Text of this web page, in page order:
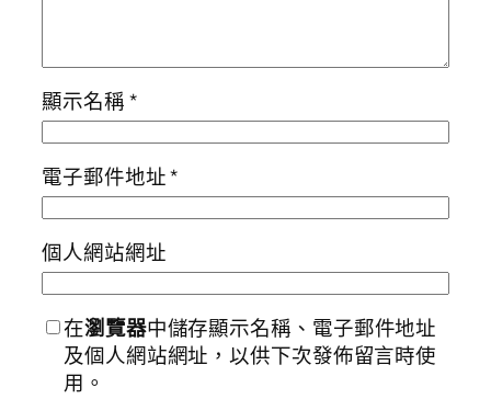
顯示名稱*
電子郵件地址*
個人網站網址
在瀏覽器中儲存顯示名稱、電子郵件地址
及個人網站網址，以供下次發佈留言時使
用。